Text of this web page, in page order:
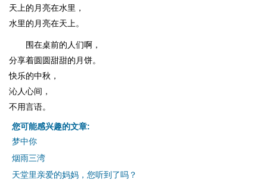
天上的月亮在水里，
水里的月亮在天上。
围在桌前的人们啊，
分享着圆圆甜甜的月饼。
快乐的中秋，
沁人心间，
不用言语。
您可能感兴趣的文章:
梦中你
烟雨三湾
天堂里亲爱的妈妈，您听到了吗？